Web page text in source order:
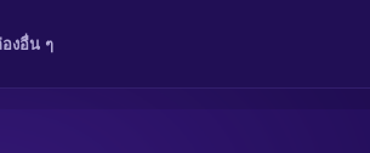
งอื่น ๆ